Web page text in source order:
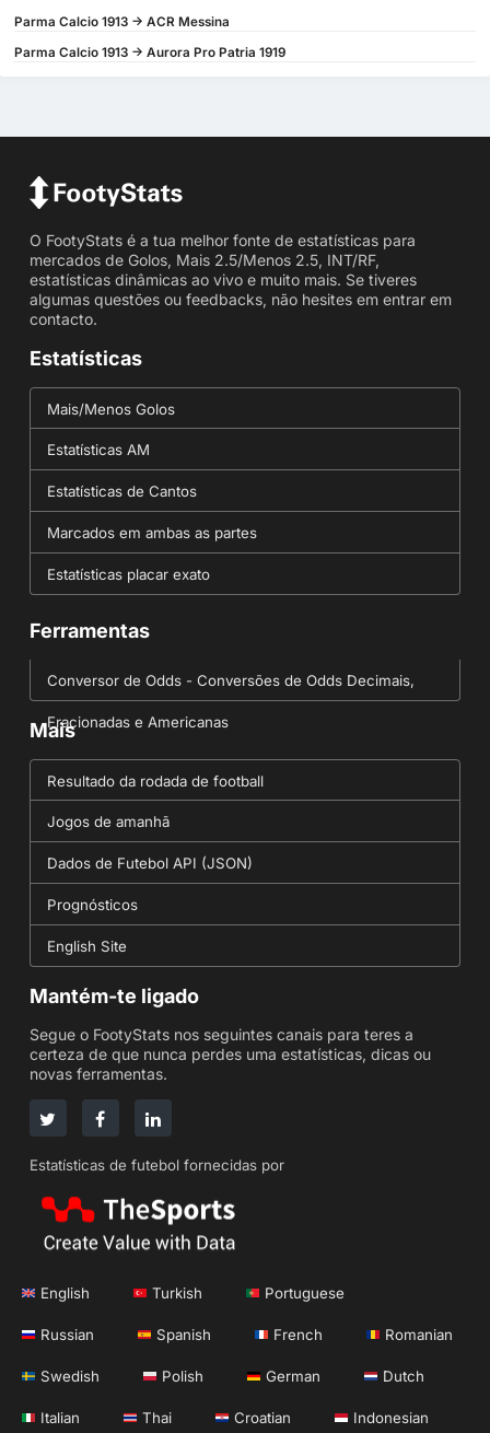
Parma Calcio 1913 -> ACR Messina
Parma Calcio 1913 -> Aurora Pro Patria 1919
O FootyStats é a tua melhor fonte de estatísticas para
mercados de Golos, Mais 2.5/Menos 2.5, INT/RF,
estatísticas dinâmicas ao vivo e muito mais. Se tiveres
algumas questões ou feedbacks, não hesites em entrar em
contacto.
Estatísticas
Mais/Menos Golos
Estatísticas AM
Estatísticas de Cantos
Marcados em ambas as partes
Estatísticas placar exato
Ferramentas
Conversor de Odds - Conversões de Odds Decimais,
Fracionadas e Americanas
Mais
Resultado da rodada de football
Jogos de amanhã
Dados de Futebol API (JSON)
Prognósticos
English Site
Mantém-te ligado
Segue o FootyStats nos seguintes canais para teres a
certeza de que nunca perdes uma estatísticas, dicas ou
novas ferramentas.
Estatísticas de futebol fornecidas por
English Turkish Portuguese
Russian Spanish French Romanian
Swedish Polish German Dutch
Italian Thai Croatian Indonesian